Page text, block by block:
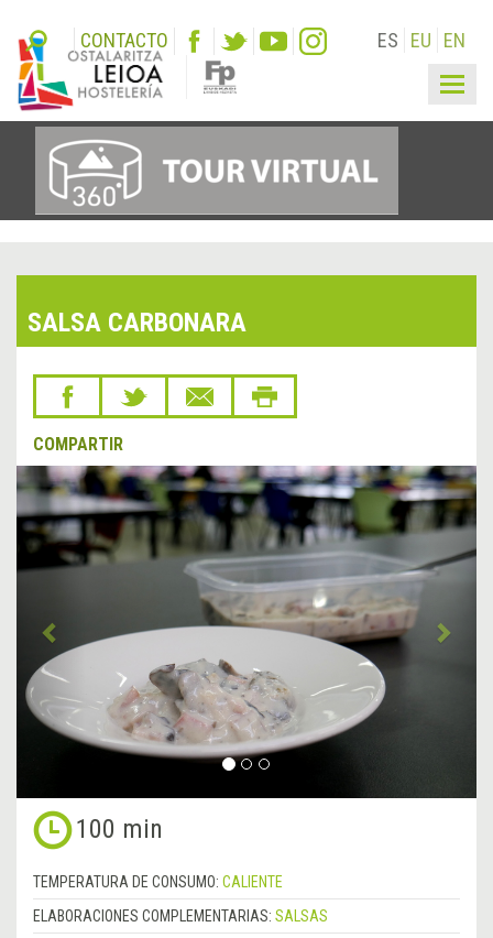
CONTACTO ES EU EN
SALSA CARBONARA
COMPARTIR
&lsaquo;
Anterior
100 min
TEMPERATURA DE CONSUMO: CALIENTE
ELABORACIONES COMPLEMENTARIAS: SALSAS